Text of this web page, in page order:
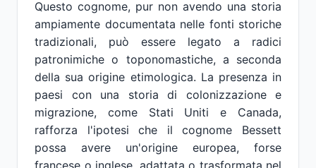
Questo cognome, pur non avendo una storia
ampiamente documentata nelle fonti storiche
tradizionali, può essere legato a radici
patronimiche o toponomastiche, a seconda
della sua origine etimologica. La presenza in
paesi con una storia di colonizzazione e
migrazione, come Stati Uniti e Canada,
rafforza l'ipotesi che il cognome Bessett
possa avere un'origine europea, forse
francese o inglese, adattata o trasformata nel